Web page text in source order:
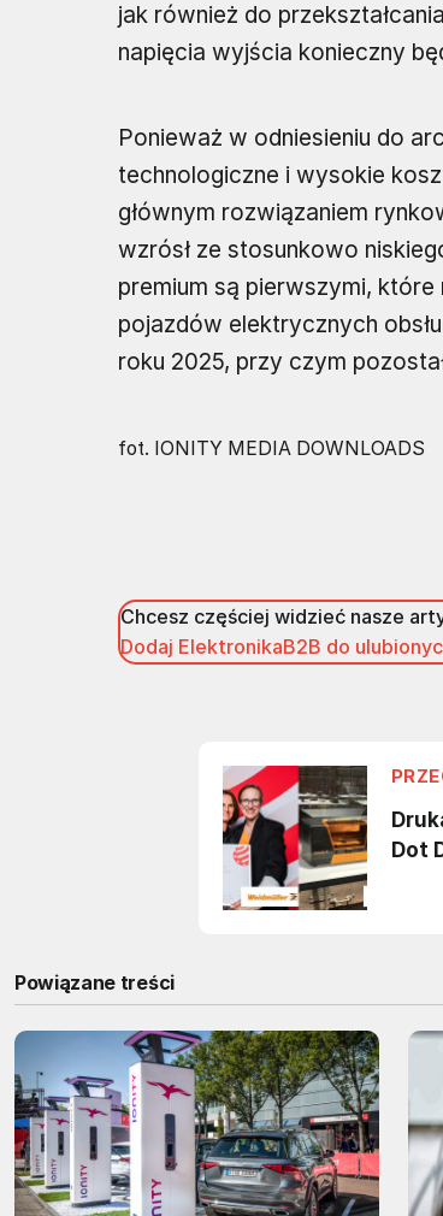
jak również do
napięcia wyjścia konieczny
Ponieważ w odniesieniu do
technologiczne i wysokie
głównym rozwiązaniem
wzrósł ze stosunkowo
premium są pierwszymi, które
pojazdów elektrycznych
roku 2025, przy czym
fot. IONITY MEDIA DOWNLOADS
Chcesz częściej widzieć nasze
Dodaj ElektronikaB2B do
Powiązane treści